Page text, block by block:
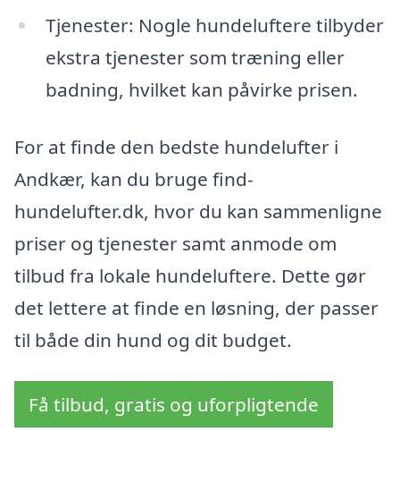
Tjenester: Nogle hundeluftere tilbyder
ekstra tjenester som træning eller
badning, hvilket kan påvirke prisen.
For at finde den bedste hundelufter i
Andkær, kan du bruge find-
hundelufter.dk, hvor du kan sammenligne
priser og tjenester samt anmode om
tilbud fra lokale hundeluftere. Dette gør
det lettere at finde en løsning, der passer
til både din hund og dit budget.
Få tilbud, gratis og uforpligtende